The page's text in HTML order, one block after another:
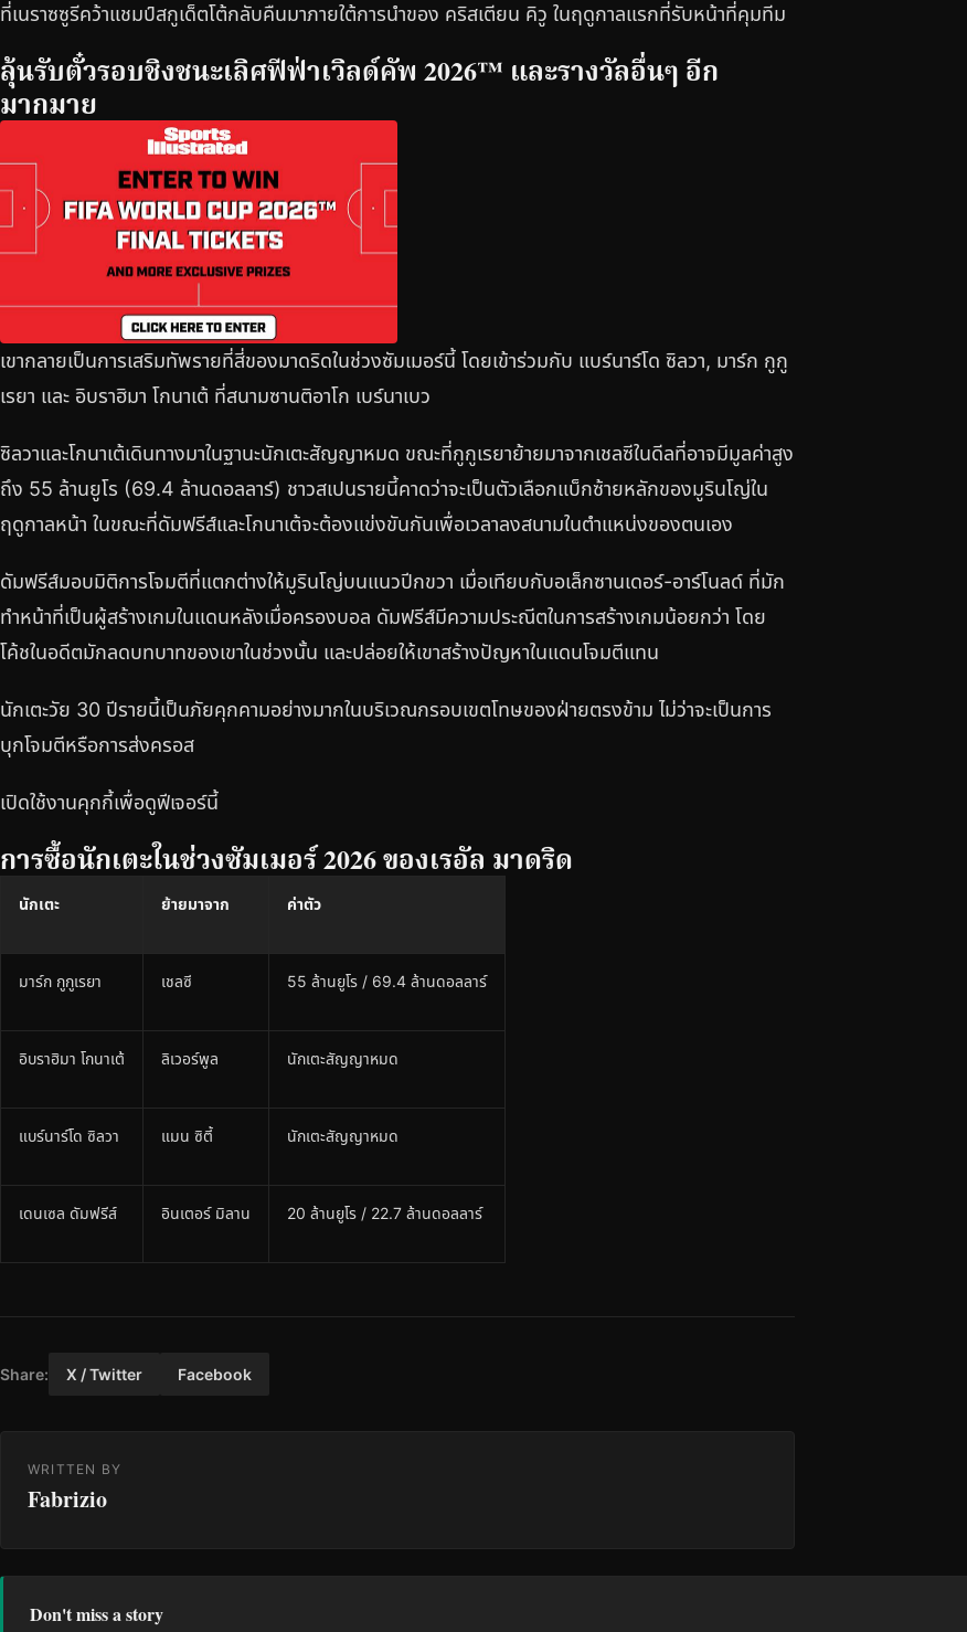
ที่เนราซซูรีคว้าแชมป์สกูเด็ตโต้กลับคืนมาภายใต้การนำของ คริสเตียน คิวู ในฤดูกาลแรกที่รับหน้าที่คุมทีม
ลุ้นรับตั๋วรอบชิงชนะเลิศฟีฟ่าเวิลด์คัพ 2026™ และรางวัลอื่นๆ อีก
มากมาย
เขากลายเป็นการเสริมทัพรายที่สี่ของมาดริดในช่วงซัมเมอร์นี้ โดยเข้าร่วมกับ แบร์นาร์โด ซิลวา, มาร์ก กูกู
เรยา และ อิบราฮิมา โกนาเต้ ที่สนามซานติอาโก เบร์นาเบว
ซิลวาและโกนาเต้เดินทางมาในฐานะนักเตะสัญญาหมด ขณะที่กูกูเรยาย้ายมาจากเชลซีในดีลที่อาจมีมูลค่าสูง
ถึง 55 ล้านยูโร (69.4 ล้านดอลลาร์) ชาวสเปนรายนี้คาดว่าจะเป็นตัวเลือกแบ็กซ้ายหลักของมูรินโญ่ใน
ฤดูกาลหน้า ในขณะที่ดัมฟรีส์และโกนาเต้จะต้องแข่งขันกันเพื่อเวลาลงสนามในตำแหน่งของตนเอง
ดัมฟรีส์มอบมิติการโจมตีที่แตกต่างให้มูรินโญ่บนแนวปีกขวา เมื่อเทียบกับอเล็กซานเดอร์-อาร์โนลด์ ที่มัก
ทำหน้าที่เป็นผู้สร้างเกมในแดนหลังเมื่อครองบอล ดัมฟรีส์มีความประณีตในการสร้างเกมน้อยกว่า โดย
โค้ชในอดีตมักลดบทบาทของเขาในช่วงนั้น และปล่อยให้เขาสร้างปัญหาในแดนโจมตีแทน
นักเตะวัย 30 ปีรายนี้เป็นภัยคุกคามอย่างมากในบริเวณกรอบเขตโทษของฝ่ายตรงข้าม ไม่ว่าจะเป็นการ
บุกโจมตีหรือการส่งครอส
เปิดใช้งานคุกกี้เพื่อดูฟีเจอร์นี้
การซื้อนักเตะในช่วงซัมเมอร์ 2026 ของเรอัล มาดริด
นักเตะ ย้ายมาจาก ค่าตัว
มาร์ก กูกูเรยา เชลซี 55 ล้านยูโร / 69.4 ล้านดอลลาร์
อิบราฮิมา โกนาเต้ ลิเวอร์พูล นักเตะสัญญาหมด
แบร์นาร์โด ซิลวา แมน ซิตี้ นักเตะสัญญาหมด
เดนเซล ดัมฟรีส์ อินเตอร์ มิลาน 20 ล้านยูโร / 22.7 ล้านดอลลาร์
Share: X / Twitter Facebook
WRITTEN BY
Fabrizio
Don't miss a story